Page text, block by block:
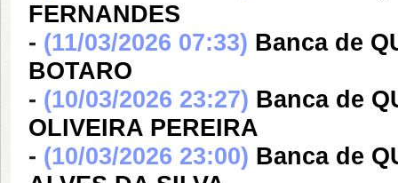
FERNANDES
- (11/03/2026 07:33) Banca de
BOTARO
- (10/03/2026 23:27) Banca de
OLIVEIRA PEREIRA
- (10/03/2026 23:00) Banca de